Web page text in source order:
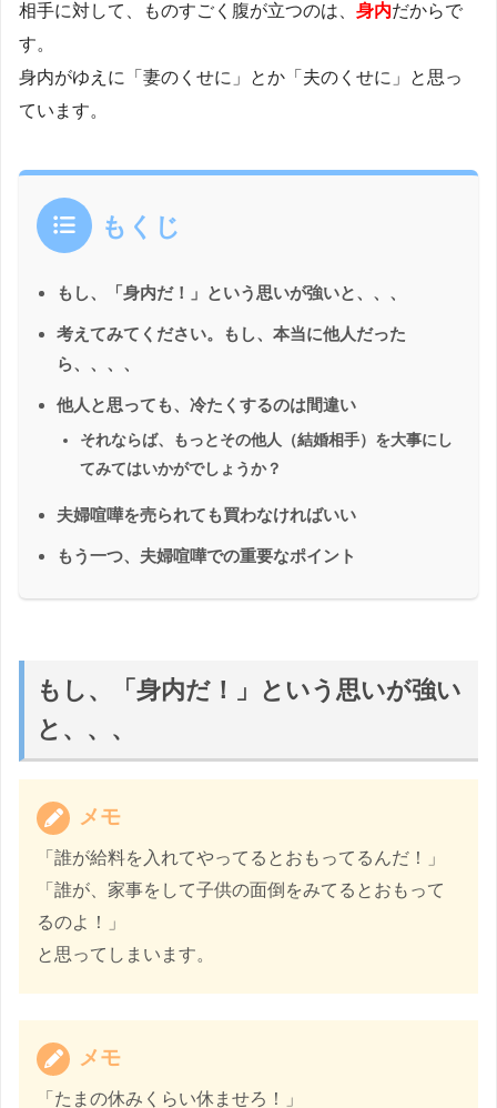
相手に対して、ものすごく腹が立つのは、 身内だからで
す。
身内がゆえに「妻のくせに」とか「夫のくせに」と思っ
ています。
もくじ
もし、「身内だ！」という思いが強いと、、、
考えてみてください。もし、本当に他人だった
ら、、、、
他人と思っても、冷たくするのは間違い
それならば、もっとその他人（結婚相手）を大事にし
てみてはいかがでしょうか？
夫婦喧嘩を売られても買わなければいい
もう一つ、夫婦喧嘩での重要なポイント
もし、「身内だ！」という思いが強い
と、、、
メモ
「誰が給料を入れてやってるとおもってるんだ！」
「誰が、家事をして子供の面倒をみてるとおもって
るのよ！」
と思ってしまいます。
メモ
「たまの休みくらい休ませろ！」